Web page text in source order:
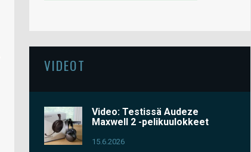
VIDEOT
Video: Testissä Audeze
Maxwell 2 -pelikuulokkeet
15.6.2026